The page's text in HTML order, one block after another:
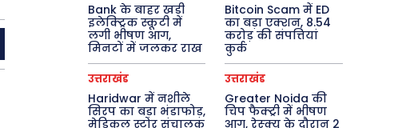
Bank के बाहर खड़ी
इलेक्ट्रिक स्कूटी में
लगी भीषण आग,
मिनटों में जलकर राख
Bitcoin Scam में ED
का बड़ा एक्शन, 8.54
करोड़ की संपत्तियां
कुर्क
उत्तराखंड
Haridwar में नशीले
सिरप का बड़ा भंडाफोड़,
मेडिकल स्टोर संचालक
उत्तराखंड
Greater Noida की
चिप फैक्ट्री में भीषण
आग, रेस्क्यू के दौरान 2